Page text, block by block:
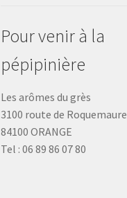
Pour venir à la
pépipinière
Les arômes du grès
3100 route de Roquemaure
84100 ORANGE
Tel : 06 89 86 07 80